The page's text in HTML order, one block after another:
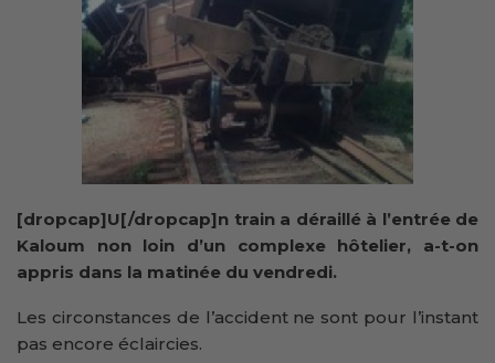
[dropcap]U[/dropcap]n train a déraillé à l’entrée de
Kaloum non loin d’un complexe hôtelier, a-t-on
appris dans la matinée du vendredi.
Les circonstances de l’accident ne sont pour l’instant
pas encore éclaircies.